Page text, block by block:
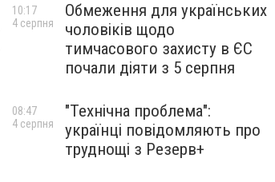
Обмеження для українських
чоловіків щодо
тимчасового захисту в ЄС
почали діяти з 5 серпня
10:17
4 серпня
"Технічна проблема":
українці повідомляють про
труднощі з Резерв+
08:47
4 серпня